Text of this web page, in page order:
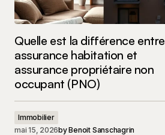
Quelle est la différence entre
assurance habitation et
assurance propriétaire non
occupant (PNO)
Immobilier
mai 15, 2026byBenoit Sanschagrin